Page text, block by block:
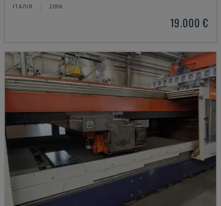
ІТАЛІЯ 2006
19.000 €